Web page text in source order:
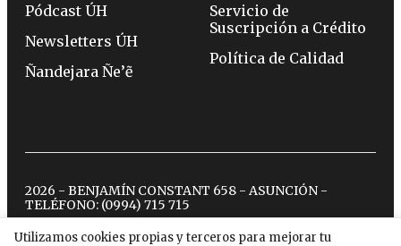
Utilizamos cookies propias y terceros para mejorar tu
Pódcast ÚH
Newsletters ÚH
Ñandejara Ñe’ẽ
Servicio de
Suscripción a Crédito
Política de Calidad
2026 - BENJAMÍN CONSTANT 658 - ASUNCIÓN -
TELÉFONO: (0994) 715 715